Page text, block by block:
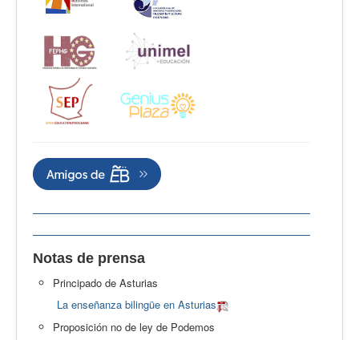
Notas de prensa
Principado de Asturias
La enseñanza bilingüe en Asturias
Proposición no de ley de Podemos